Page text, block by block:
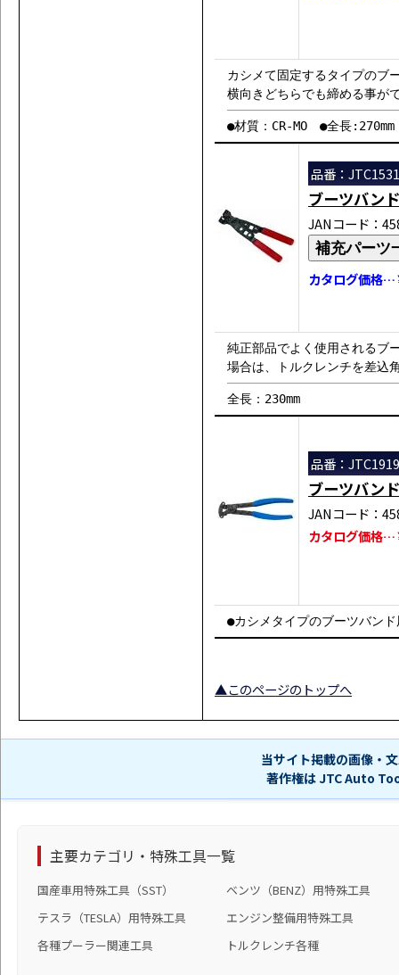
カシメて固定するタイプのブ
横向きどちらでも締める事が
●材質：CR-MO ●全長
品番：JTC1531
ブーツバン
JANコード：
補充パーツ
カタログ価格
純正部品でよく使用されるブ
場合は、トルクレンチを差込
全長：230mm
品番：JTC1919
ブーツバン
JANコード：
カタログ価格
●カシメタイプのブーツバンド
▲このページのトップへ
当サイト掲載の画像・
著作権は JTC Auto
主要カテゴリ・特殊工具一覧
国産車用特殊工具（SST）
ベンツ（BENZ）用特殊工具
テスラ（TESLA）用特殊工具
エンジン整備用特殊工具
各種プーラー関連工具
トルクレンチ各種